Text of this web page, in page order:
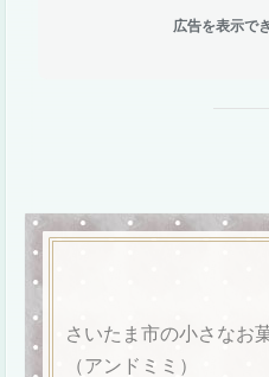
広告を表示で
さいたま市の小さなお
（アンドミミ）